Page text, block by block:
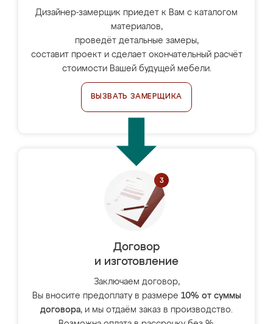
Дизайнер-замерщик приедет к Вам с каталогом
материалов,
проведёт детальные замеры,
составит проект и сделает окончательный расчёт
стоимости Вашей будущей мебели.
ВЫЗВАТЬ ЗАМЕРЩИКА
Договор
и изготовление
Заключаем договор,
Вы вносите предоплату в размере 10% от суммы
договора, и мы отдаём заказ в производство.